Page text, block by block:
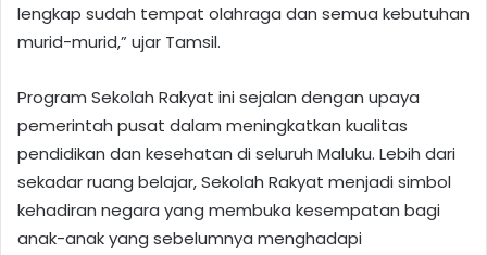
lengkap sudah tempat olahraga dan semua kebutuhan
murid-murid,” ujar Tamsil.
Program Sekolah Rakyat ini sejalan dengan upaya
pemerintah pusat dalam meningkatkan kualitas
pendidikan dan kesehatan di seluruh Maluku. Lebih dari
sekadar ruang belajar, Sekolah Rakyat menjadi simbol
kehadiran negara yang membuka kesempatan bagi
anak-anak yang sebelumnya menghadapi